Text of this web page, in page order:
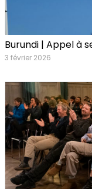
Burundi | Appel à
3 février 2026